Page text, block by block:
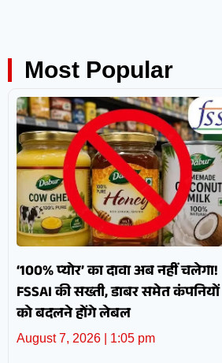
Most Popular
‘100% प्योर’ का दावा अब नहीं चलेगा!
FSSAI की सख्ती, डाबर समेत कंपनियों
को बदलने होंगे लेबल
August 7, 2026 1:05 pm